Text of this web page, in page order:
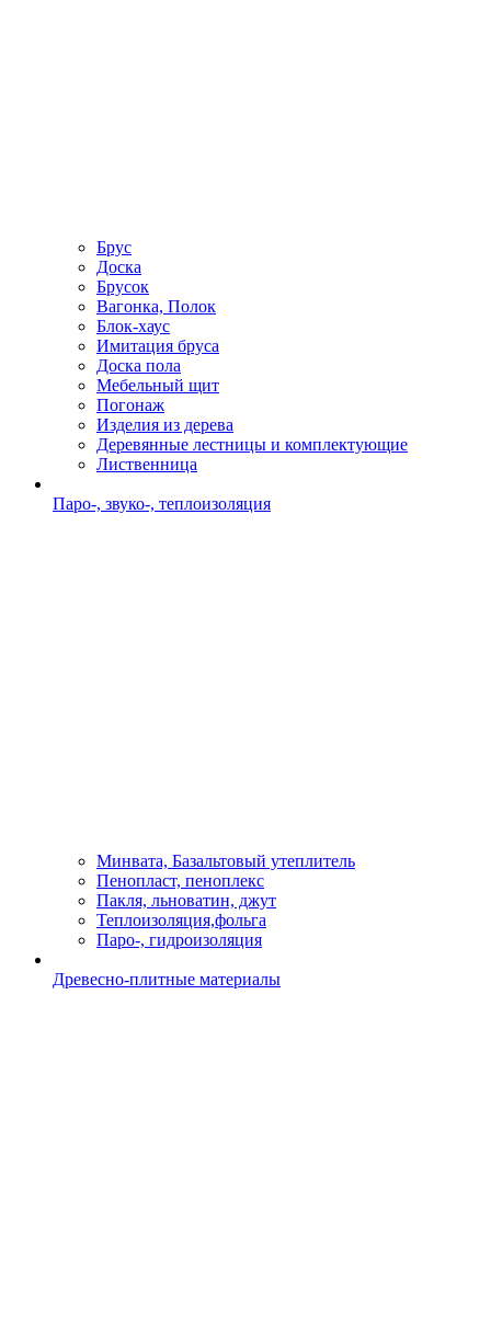
Брус
Доска
Брусок
Вагонка, Полок
Блок-хаус
Имитация бруса
Доска пола
Мебельный щит
Погонаж
Изделия из дерева
Деревянные лестницы и комплектующие
Лиственница
Паро-, звуко-, теплоизоляция
Минвата, Базальтовый утеплитель
Пенопласт, пеноплекс
Пакля, льноватин, джут
Теплоизоляция,фольга
Паро-, гидроизоляция
Древесно-плитные материалы